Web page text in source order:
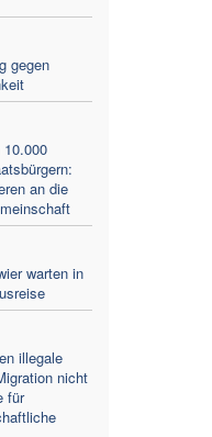
gegen
an die
warten in
illegale
nicht
für